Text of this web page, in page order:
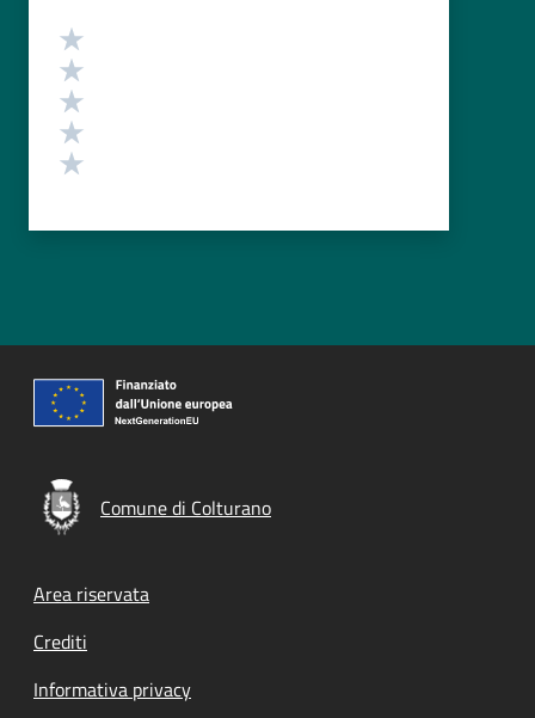
Valutazione
Comune di Colturano
Footer menu
Area riservata
Crediti
Informativa privacy